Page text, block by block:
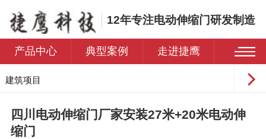
12年专注电动伸缩门研发制造
产品中心 典型案例 走进捷鹰
建筑项目
学校
四川电动伸缩门厂家安装27米+20米电动伸
缩门